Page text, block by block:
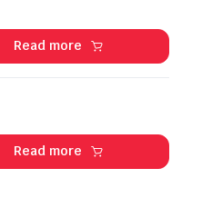
Read more
Read more